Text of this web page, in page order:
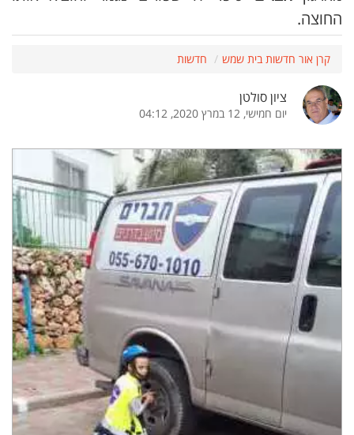
החוצה.
קרן אור חדשות בית שמש חדשות
ציון סולטן
יום חמישי, 12 במרץ 2020, 04:12